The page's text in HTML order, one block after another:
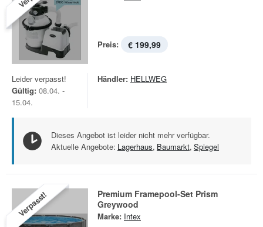
Preis: € 199,99
Leider verpasst!
Gültig: 08.04. -
15.04.
Händler: HELLWEG
Dieses Angebot ist leider nicht mehr verfügbar.
Aktuelle Angebote: Lagerhaus, Baumarkt, Spiegel
Verpasst!
Premium Framepool-Set Prism
Greywood
Marke: Intex